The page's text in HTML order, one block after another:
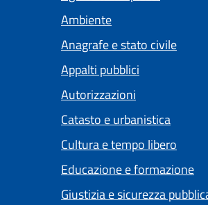
Ambiente
Anagrafe e stato civile
Appalti pubblici
Autorizzazioni
Catasto e urbanistica
Cultura e tempo libero
Educazione e formazione
Giustizia e sicurezza